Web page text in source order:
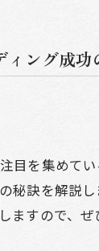
ィング成功
目を集めて
秘訣を解説
すので、ぜ